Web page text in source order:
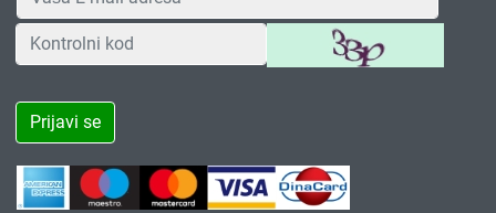
Prijavi se